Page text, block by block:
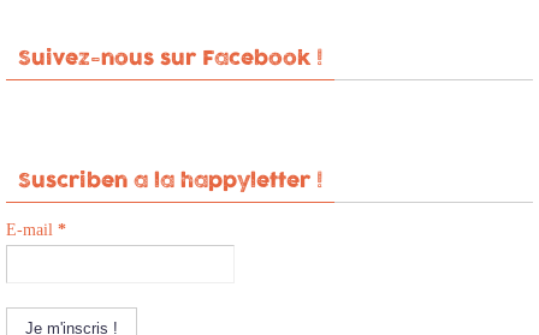
Suivez-nous sur Facebook !
Suscriben a la happyletter !
E-mail *